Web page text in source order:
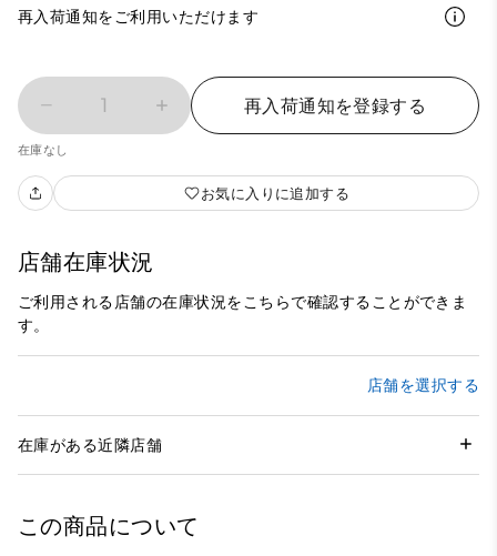
再入荷通知をご利用いただけます
1 再入荷通知を登録する
在庫なし
お気に入りに追加する
店舗在庫状況
ご利用される店舗の在庫状況をこちらで確認することができま
す。
店舗を選択する
在庫がある近隣店舗
この商品について